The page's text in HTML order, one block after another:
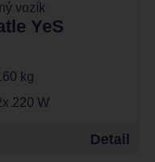
vozík
YeS
kg
220 W
Detail